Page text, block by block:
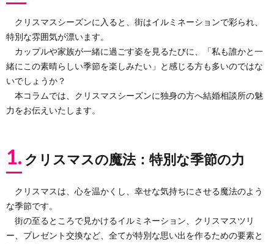
クリスマスシーズンに入ると、街はイルミネーションで彩られ、
特別な雰囲気が漂います。
カップルや家族が一緒に過ごす姿を見るたびに、「私も誰かと一
緒にこの素晴らしい季節を楽しみたい」と感じる方も多いのではな
いでしょうか？
本コラムでは、クリスマスシーズンに独身の方へ結婚相談所の魅
力をお伝えいたします。
1. クリスマスの魔法：特別な季節の力
クリスマスは、心を温かくし、幸せな気持ちにさせる魔法のよう
な季節です。
街の至るところで見かけるイルミネーション、クリスマスツリ
ー、プレゼント交換など、全てが特別な思い出を作るための要素と